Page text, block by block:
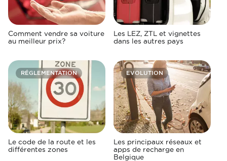
Comment vendre sa voiture
au meilleur prix?
Les LEZ, ZTL et vignettes
dans les autres pays
RÉGLEMENTATION
Le code de la route et les
différentes zones
EVOLUTION
Les principaux réseaux et
apps de recharge en
Belgique